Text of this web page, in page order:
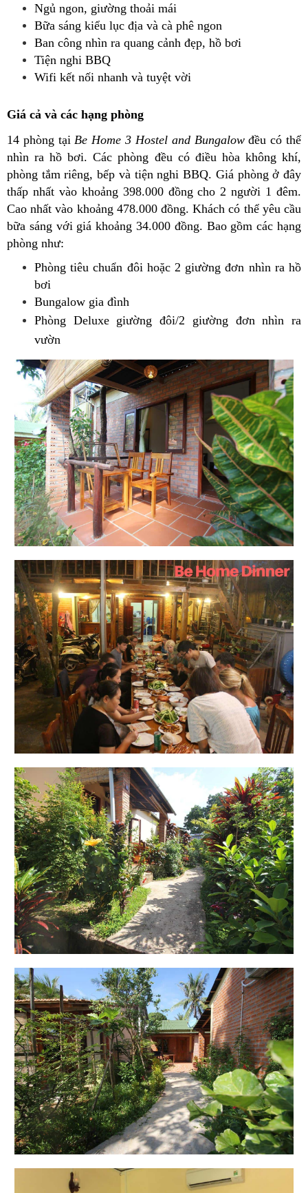
Ngủ ngon, giường thoải mái
Bữa sáng kiểu lục địa và cà phê ngon
Ban công nhìn ra quang cảnh đẹp, hồ bơi
Tiện nghi BBQ
Wifi kết nối nhanh và tuyệt vời
Giá cả và các hạng phòng
14 phòng tại Be Home 3 Hostel and Bungalowđều có thể
nhìn ra hồ bơi. Các phòng đều có điều hòa không khí,
phòng tắm riêng, bếp và tiện nghi BBQ. Giá phòng ở đây
thấp nhất vào khoảng 398.000 đồng cho 2 người 1 đêm.
Cao nhất vào khoảng 478.000 đồng. Khách có thể yêu cầu
bữa sáng với giá khoảng 34.000 đồng. Bao gồm các hạng
phòng như:
Phòng tiêu chuẩn đôi hoặc 2 giường đơn nhìn ra hồ
bơi
Bungalow gia đình
Phòng Deluxe giường đôi/2 giường đơn nhìn ra
vườn